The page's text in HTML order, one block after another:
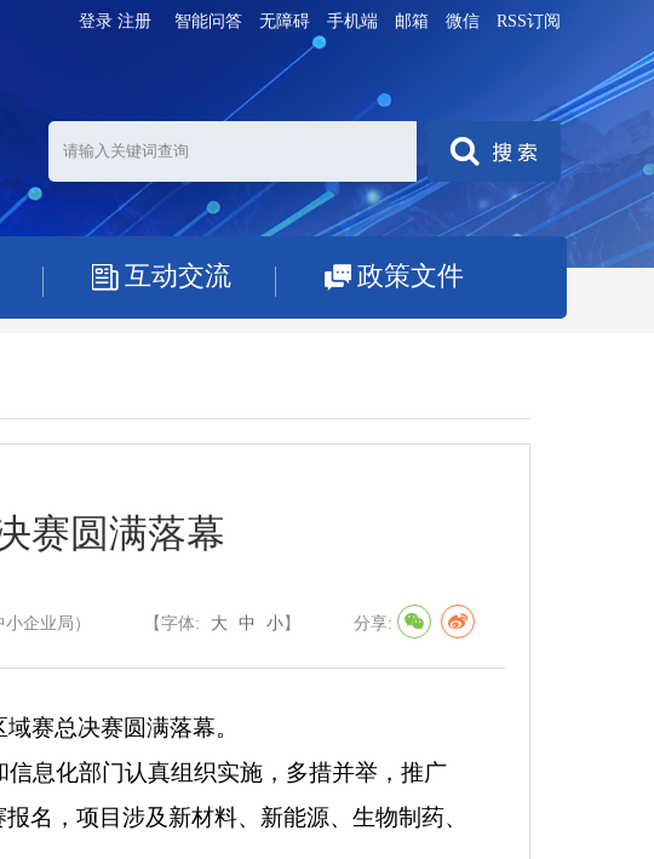
智能问答 无障碍 手机端 邮箱 微信 RSS订阅
登录 注册
互动交流 政策文件
赛圆满落幕
企业局） 【字体: 大 中 小】 分享:
赛总决赛圆满落幕。
信息化部门认真组织实施，多措并举，推广
名，项目涉及新材料、新能源、生物制药、